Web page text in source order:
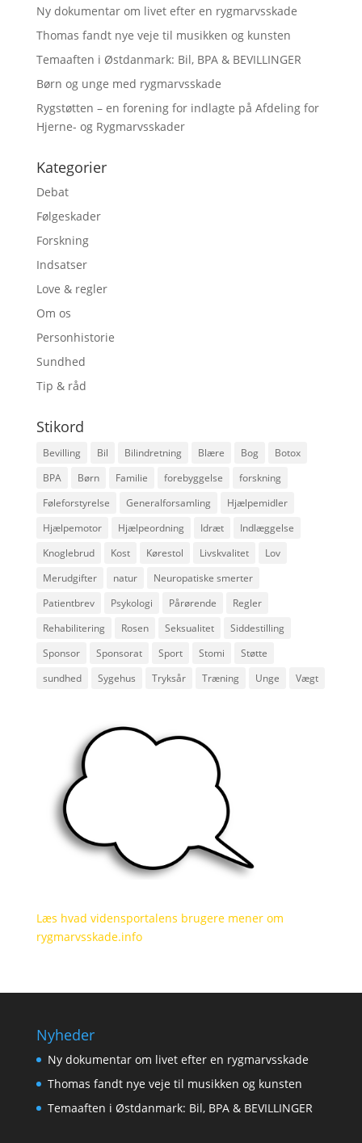
Ny dokumentar om livet efter en rygmarvsskade
Thomas fandt nye veje til musikken og kunsten
Temaaften i Østdanmark: Bil, BPA & BEVILLINGER
Børn og unge med rygmarvsskade
Rygstøtten – en forening for indlagte på Afdeling for
Hjerne- og Rygmarvsskader
Kategorier
Debat
Følgeskader
Forskning
Indsatser
Love & regler
Om os
Personhistorie
Sundhed
Tip & råd
Stikord
Bevilling Bil Bilindretning Blære Bog
Botox
BPA
Børn Familie forebyggelse
forskning
Føleforstyrelse
Generalforsamling
Hjælpemidler
Hjælpemotor
Hjælpeordning Idræt
Indlæggelse
Knoglebrud
Kost Kørestol Livskvalitet
Lov
Merudgifter
natur
Neuropatiske smerter
Patientbrev
Psykologi Pårørende
Regler
Rehabilitering
Rosen Seksualitet
Siddestilling
Sponsor
Sponsorat Sport Stomi
Støtte
sundhed
Sygehus Tryksår Træning Unge Vægt
Læs hvad vidensportalens brugere mener om
rygmarvsskade.info
Nyheder
Ny dokumentar om livet efter en rygmarvsskade
Thomas fandt nye veje til musikken og kunsten
Temaaften i Østdanmark: Bil, BPA & BEVILLINGER